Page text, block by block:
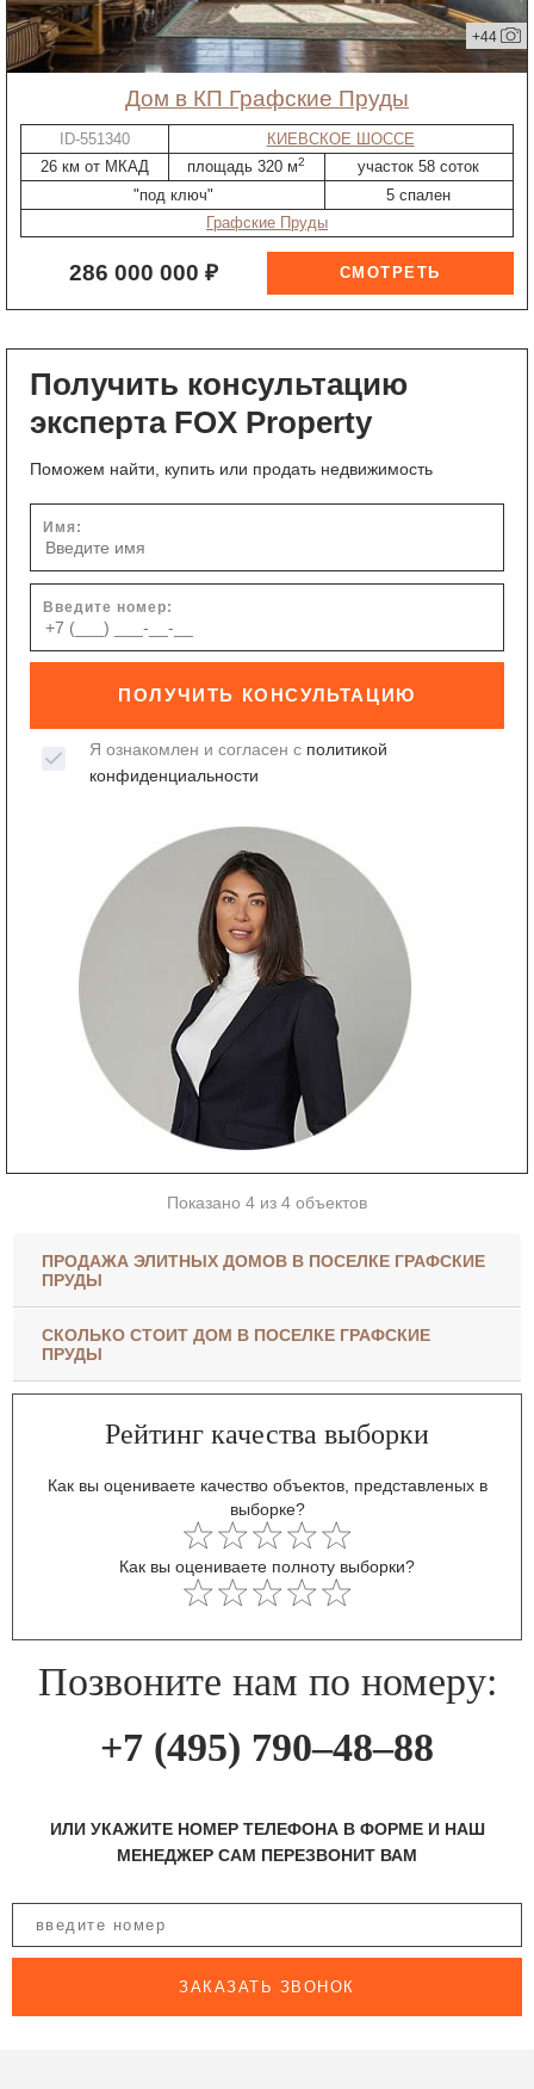
+44
дом в КП Графские Пруды
ID-551340
КИЕВСКОЕ ШОССЕ
26 км от МКАД
площадь 320 м2
участок 58 соток
"под ключ"
5 спален
Графские Пруды
286 000 000 ₽
Получить консультацию
эксперта FOX Property
Поможем найти, купить или продать недвижимость
Имя:
Введите номер:
ПОЛУЧИТЬ КОНСУЛЬТАЦИЮ
Я ознакомлен и согласен с политикой
конфиденциальности
Показано 4 из 4 объектов
ПРОДАЖА ЭЛИТНЫХ ДОМОВ В ПОСЕЛКЕ ГРАФСКИЕ
ПРУДЫ
СКОЛЬКО СТОИТ ДОМ В ПОСЕЛКЕ ГРАФСКИЕ
ПРУДЫ
Рейтинг качества выборки
Как вы оцениваете качество объектов, представленых в
выборке?
Как вы оцениваете полноту выборки?
Позвоните нам по номеру:
+7 (495) 790–48–88
ИЛИ УКАЖИТЕ НОМЕР ТЕЛЕФОНА В ФОРМЕ И НАШ
МЕНЕДЖЕР САМ ПЕРЕЗВОНИТ ВАМ
ЗАКАЗАТЬ ЗВОНОК